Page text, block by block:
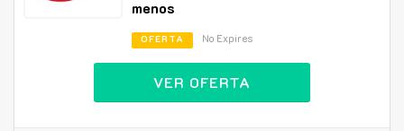
menos
OFERTA No Expires
VER OFERTA